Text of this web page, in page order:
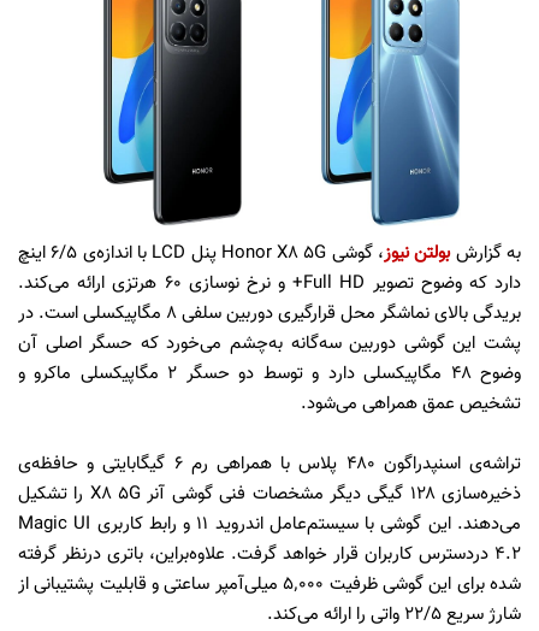
به گزارشبولتن نیوز
، گوشی Honor X8 5G پنل LCD با اندازه‌ی ۶/۵ اینچ
دارد که وضوح تصویر Full HD+ و نرخ نوسازی ۶۰ هرتزی ارائه می‌کند.
بریدگی بالای نماشگر محل قرارگیری دوربین سلفی ۸ مگاپیکسلی است. در
پشت این گوشی دوربین سه‌گانه به‌چشم می‌خورد که حسگر اصلی آن
وضوح ۴۸ مگاپیکسلی دارد و توسط دو حسگر ۲ مگاپیکسلی ماکرو و
تشخیص عمق همراهی می‌شود.
تراشه‌ی اسنپدراگون ۴۸۰ پلاس با همراهی رم ۶ گیگابایتی و حافظه‌ی
ذخیره‌سازی ۱۲۸ گیگی دیگر مشخصات فنی گوشی آنر X8 5G را تشکیل
می‌دهند. این گوشی با سیستم‌عامل اندروید ۱۱ و رابط کاربری Magic UI
4.2 دردسترس کاربران قرار خواهد گرفت. علاوه‌براین، باتری درنظر گرفته
شده برای این گوشی ظرفیت ۵٬۰۰۰ میلی‌آمپر ساعتی و قابلیت پشتیبانی از
شارژ سریع ۲۲/۵ واتی را ارائه می‌کند.